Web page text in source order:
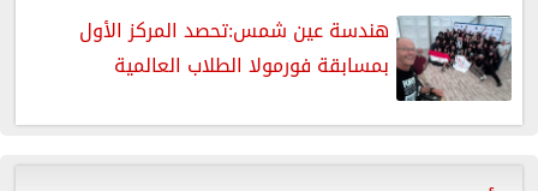
هندسة عين شمس:تحصد المركز الأول
بمسابقة فورمولا الطلاب العالمية